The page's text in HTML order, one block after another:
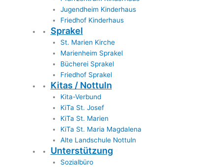
Jugendheim Kinderhaus
Friedhof Kinderhaus
Sprakel
St. Marien Kirche
Marienheim Sprakel
Bücherei Sprakel
Friedhof Sprakel
Kitas / Nottuln
Kita-Verbund
KiTa St. Josef
KiTa St. Marien
KiTa St. Maria Magdalena
Alte Landschule Nottuln
Unterstützung
Sozialbüro